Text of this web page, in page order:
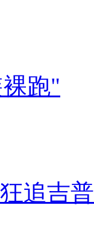
跑"
追吉